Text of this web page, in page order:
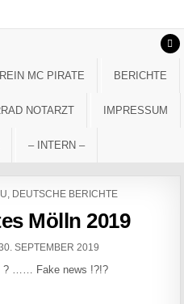
MC PIRATE BERICHTE
NOTARZT IMPRESSUM
– INTERN –
, DEUTSCHE BERICHTE
Mölln 2019
DATE:
SEPTEMBER 2019
? …… Fake news !?!?